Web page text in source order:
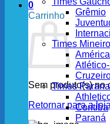
0
Carrinho
Sem produto(s) no
Retornar para a loja
Grêmio
Times
Times
Coritiba
Paraná